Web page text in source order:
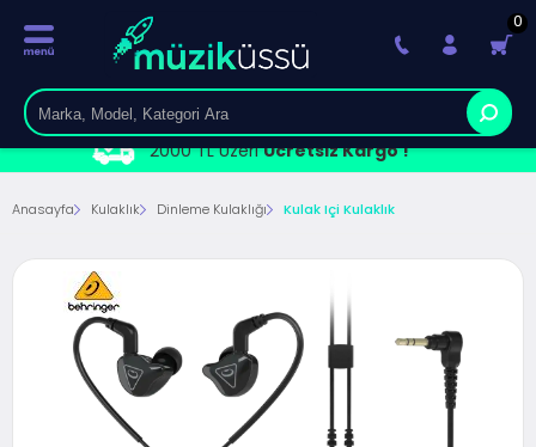
2000 TL ÜzeriÜcretsiz Kargo !
0
Anasayfa Kulaklık Dinleme Kulaklığı Kulak Içi Kulaklık